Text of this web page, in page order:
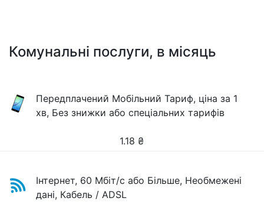
Комунальні послуги, в місяць
Передплачений Мобільний Тариф, ціна за 1
хв, Без знижки або спеціальних тарифів
1.18 ₴
Інтернет, 60 Мбіт/с або Більше, Необмежені
дані, Кабель / ADSL